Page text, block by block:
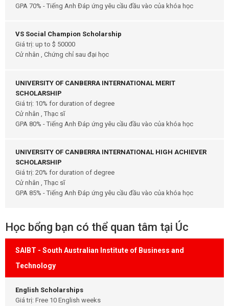
GPA 70% - Tiếng Anh Đáp ứng yêu cầu đầu vào của khóa học
VS Social Champion Scholarship
Giá trị: up to $ 50000
Cử nhân , Chứng chỉ sau đại học
UNIVERSITY OF CANBERRA INTERNATIONAL MERIT
SCHOLARSHIP
Giá trị: 10% for duration of degree
Cử nhân , Thạc sĩ
GPA 80% - Tiếng Anh Đáp ứng yêu cầu đầu vào của khóa học
UNIVERSITY OF CANBERRA INTERNATIONAL HIGH ACHIEVER
SCHOLARSHIP
Giá trị: 20% for duration of degree
Cử nhân , Thạc sĩ
GPA 85% - Tiếng Anh Đáp ứng yêu cầu đầu vào của khóa học
Học bổng bạn có thể quan tâm tại Úc
SAIBT - South Australian Institute of Business and
Technology
English Scholarships
Giá trị: Free 10 English weeks